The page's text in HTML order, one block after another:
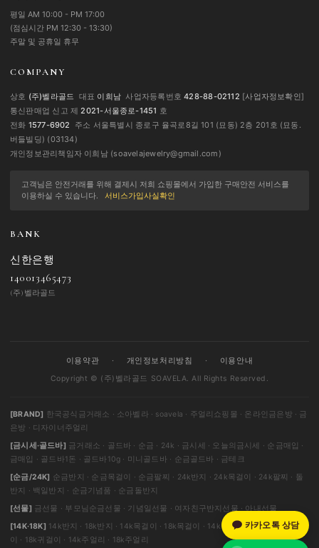
평일 AM 10:00 - PM 17:00
(점심시간 PM 12:30 - 13:30)
주말 및 공휴일 휴무
COMPANY
상호 (주)벨라골드 대표 이희남 사업자등록번호428-88-02112 [사업자정보확인]
통신판매업 신고 제2021-서울종로-1451 호
전화 1577-6902
주소 서울특별시 종로구 율곡로8길 101 (묘동) 2층 201호 (묘동.
버들빌딩) (03134)
개인정보관리책임자 이희남 (soavelajewelry@gmail.com)
고객님은 안전거래를 위해 결제시 저희 쇼핑몰에서 가입한 구매안전 서비스를
이용하실 수 있습니다.
서비스가입사실확인
BANK
신한은행
140013465473
(주)벨라골드
이용약관 · 개인정보처리방침 · 이용안내
Copyright © (주)벨라골드 SOAVELA. All Rights Reserved.
[BRAND] 한국공식금거래소 · 소아벨라 · soavela · 주얼리쇼핑몰 · 온라인금은방 · 금
은방 · 디자이너주얼리
[금시세·골드바] 금거래소 · 골드바 · 순금 · 24k · 금시세 · 오늘의금시세 · 순금매입 ·
금매입 · 골드바1돈 · 골드바10g · 미니골드바 · 순금골드바 · 금테크
[순금/24K] 순금반지 · 순금목걸이 · 순금팔찌 · 24k반지 · 24k목걸이 · 24k팔찌 · 돌
반지 · 백일반지 · 순금기념품 · 순금돌반지
[선물] 금선물 · 부모님순금선물 · 기념일선물 · 여자친구반지선물 · 아내선물
[14K·18K] 14k반지 · 18k반지 · 14k목걸이 · 18k목걸이 · 14k팔찌 · 18k팔찌 · 14k귀걸
이 · 18k귀걸이 · 14k주얼리 · 18k주얼리
카카오톡 상담